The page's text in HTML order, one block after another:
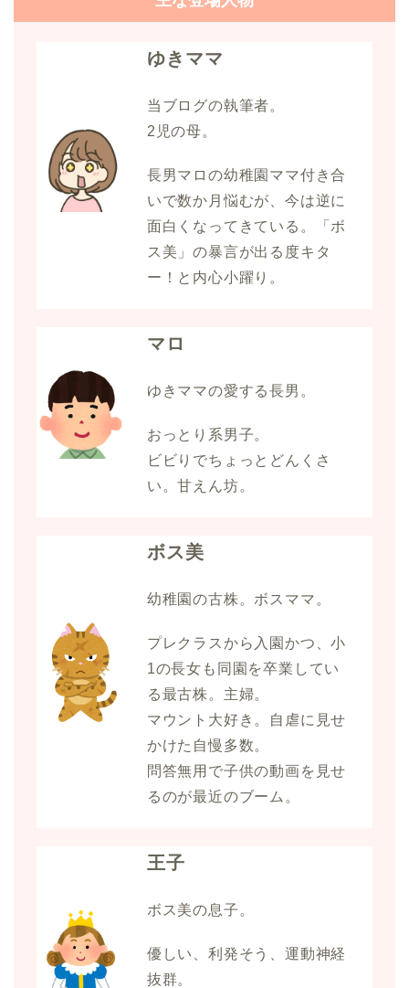
ゆきママ
当ブログの執筆者。
2児の母。
長男マロの幼稚園ママ付き合
いで数か月悩むが、今は逆に
面白くなってきている。「ボ
ス美」の暴言が出る度キタ
ー！と内心小躍り。
マロ
ゆきママの愛する長男。
おっとり系男子。
ビビりでちょっとどんくさ
い。甘えん坊。
ボス美
幼稚園の古株。ボスママ。
プレクラスから入園かつ、小
1の長女も同園を卒業してい
る最古株。主婦。
マウント大好き。自虐に見せ
かけた自慢多数。
問答無用で子供の動画を見せ
るのが最近のブーム。
王子
ボス美の息子。
優しい、利発そう、運動神経
抜群。